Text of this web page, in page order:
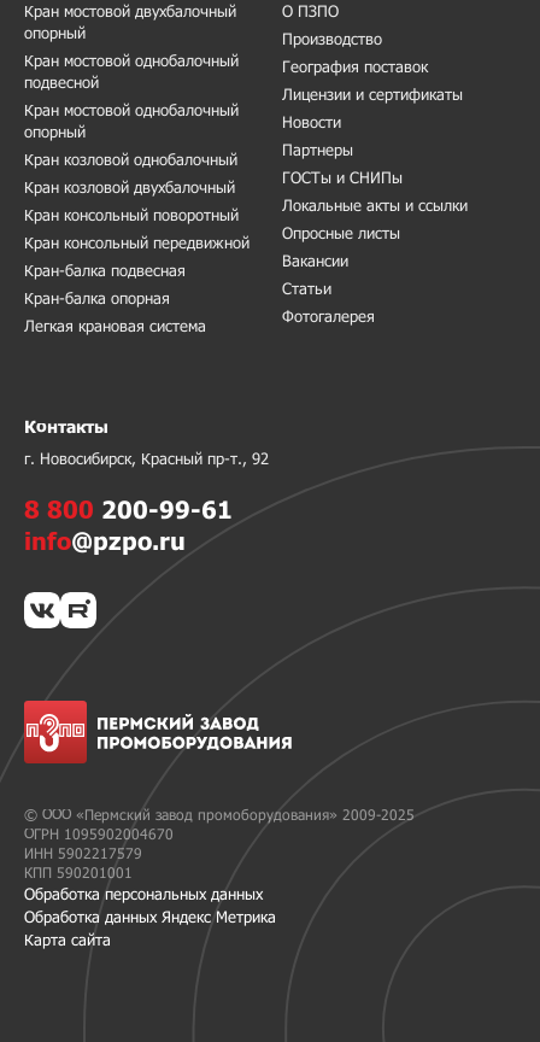
© ООО «Пермский завод промоборудования» 2009-2025
ОГРН 1095902004670
ИНН 5902217579
КПП 590201001
Обработка персональных данных
Обработка данных Яндекс Метрика
Карта сайта
Кран мостовой двухбалочный
опорный
Кран мостовой однобалочный
подвесной
Кран мостовой однобалочный
опорный
Кран козловой однобалочный
Кран козловой двухбалочный
Кран консольный поворотный
Кран консольный передвижной
Кран-балка подвесная
Кран-балка опорная
Легкая крановая система
О ПЗПО
Производство
География поставок
Лицензии и сертификаты
Новости
Партнеры
ГОСТы и СНИПы
Локальные акты и ссылки
Опросные листы
Вакансии
Статьи
Фотогалерея
Контакты
г. Новосибирск, Красный пр-т., 92
8 800 200-99-61
info@pzpo.ru